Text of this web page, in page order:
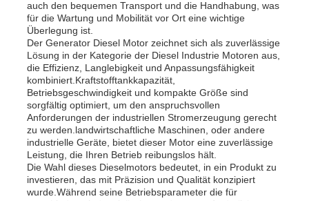
Referenzen
Dieselgeneratorsatz
Benzingenerator-Satz
Inverter-Generator-Set
auch den bequemen Transport und die Handhabung, was
für die Wartung und Mobilität vor Ort eine wichtige
Überlegung ist.
Der Generator Diesel Motor zeichnet sich als zuverlässige
Lösung in der Kategorie der Diesel Industrie Motoren aus,
die Effizienz, Langlebigkeit und Anpassungsfähigkeit
kombiniert.Kraftstofftankkapazität,
Betriebsgeschwindigkeit und kompakte Größe sind
sorgfältig optimiert, um den anspruchsvollen
Anforderungen der industriellen Stromerzeugung gerecht
zu werden.landwirtschaftliche Maschinen, oder andere
industrielle Geräte, bietet dieser Motor eine zuverlässige
Leistung, die Ihren Betrieb reibungslos hält.
Die Wahl dieses Dieselmotors bedeutet, in ein Produkt zu
investieren, das mit Präzision und Qualität konzipiert
wurde.Während seine Betriebsparameter die für